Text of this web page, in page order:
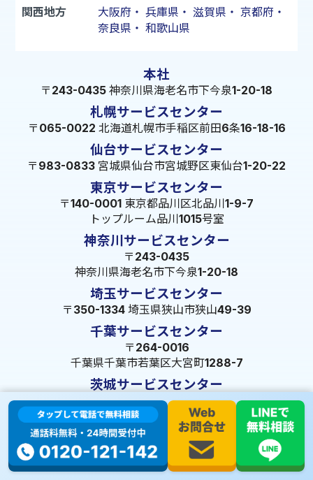
関西地方 大阪府 ・ 兵庫県 ・ 滋賀県 ・ 京都府 ・
奈良県 ・ 和歌山県
本社
〒243-0435 神奈川県海老名市下今泉1-20-18
札幌サービスセンター
〒065-0022 北海道札幌市手稲区前田6条16-18-16
仙台サービスセンター
〒983-0833 宮城県仙台市宮城野区東仙台1-20-22
東京サービスセンター
〒140-0001 東京都品川区北品川1-9-7
トップルーム品川1015号室
神奈川サービスセンター
〒243-0435
神奈川県海老名市下今泉1-20-18
埼玉サービスセンター
〒350-1334 埼玉県狭山市狭山49-39
千葉サービスセンター
〒264-0016
千葉県千葉市若葉区大宮町1288-7
茨城サービスセンター
〒309-1717 茨城県笠間市旭町322-2 102号
長野サービスセンター
〒380-0921 長野県長野市大字栗田653-141 皐月ビル
名古屋サービスセンター
〒455-0014 名古屋市港区港楽3-13-22